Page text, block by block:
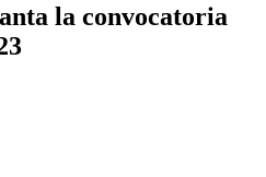
la convocatoria